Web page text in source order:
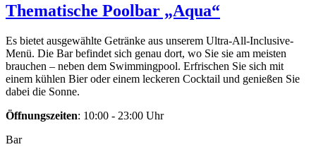
Thematische Poolbar „Aqua“
Es bietet ausgewählte Getränke aus unserem Ultra-All-Inclusive-
Menü. Die Bar befindet sich genau dort, wo Sie sie am meisten
brauchen – neben dem Swimmingpool. Erfrischen Sie sich mit
einem kühlen Bier oder einem leckeren Cocktail und genießen Sie
dabei die Sonne.
Öffnungszeiten: 10:00 - 23:00 Uhr
Bar